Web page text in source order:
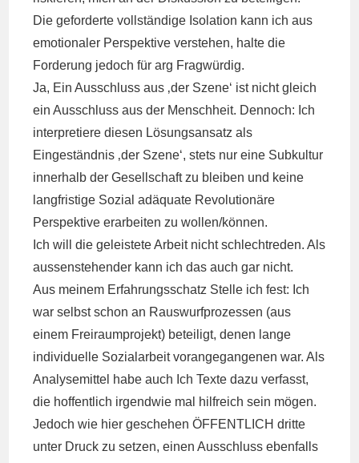
Die geforderte vollständige Isolation kann ich aus
emotionaler Perspektive verstehen, halte die
Forderung jedoch für arg Fragwürdig.
Ja, Ein Ausschluss aus ‚der Szene‘ ist nicht gleich
ein Ausschluss aus der Menschheit. Dennoch: Ich
interpretiere diesen Lösungsansatz als
Eingeständnis ‚der Szene‘, stets nur eine Subkultur
innerhalb der Gesellschaft zu bleiben und keine
langfristige Sozial adäquate Revolutionäre
Perspektive erarbeiten zu wollen/können.
Ich will die geleistete Arbeit nicht schlechtreden. Als
aussenstehender kann ich das auch gar nicht.
Aus meinem Erfahrungsschatz Stelle ich fest: Ich
war selbst schon an Rauswurfprozessen (aus
einem Freiraumprojekt) beteiligt, denen lange
individuelle Sozialarbeit vorangegangenen war. Als
Analysemittel habe auch Ich Texte dazu verfasst,
die hoffentlich irgendwie mal hilfreich sein mögen.
Jedoch wie hier geschehen ÖFFENTLICH dritte
unter Druck zu setzen, einen Ausschluss ebenfalls